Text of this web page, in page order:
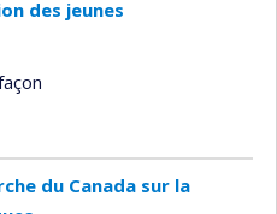
des jeunes
du Canada sur la